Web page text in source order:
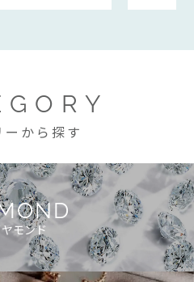
ーから探す
モンド